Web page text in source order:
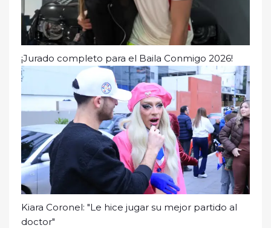
¡Jurado completo para el Baila Conmigo 2026!
Kiara Coronel: "Le hice jugar su mejor partido al
doctor"